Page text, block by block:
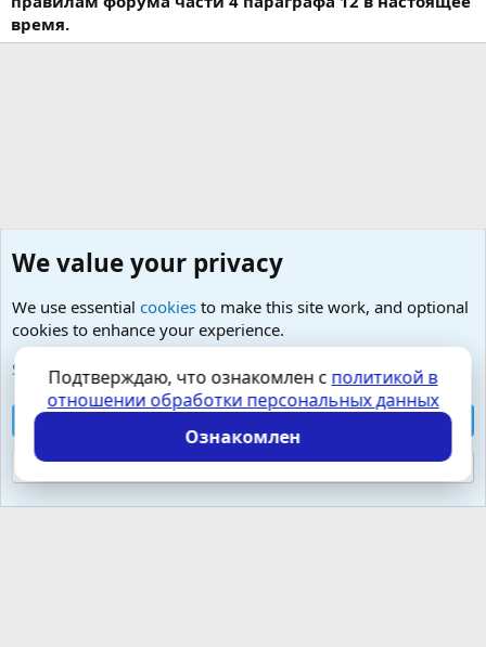
время.
Любые вопросы от Гостей - анонимно
Cookies
Russian (RU)
Условия и правила
Политика конфиденциальности
Помощь
S
S
Локализация отXenForo.Info
We value your privacy
We use essential cookies to make this site work, and optional
cookies to enhance your experience.
See further information and configure your preferences
Reject optional cookies
Подтверждаю, что ознакомлен с политикой в
отношении обработки персональных данных
Ознакомлен